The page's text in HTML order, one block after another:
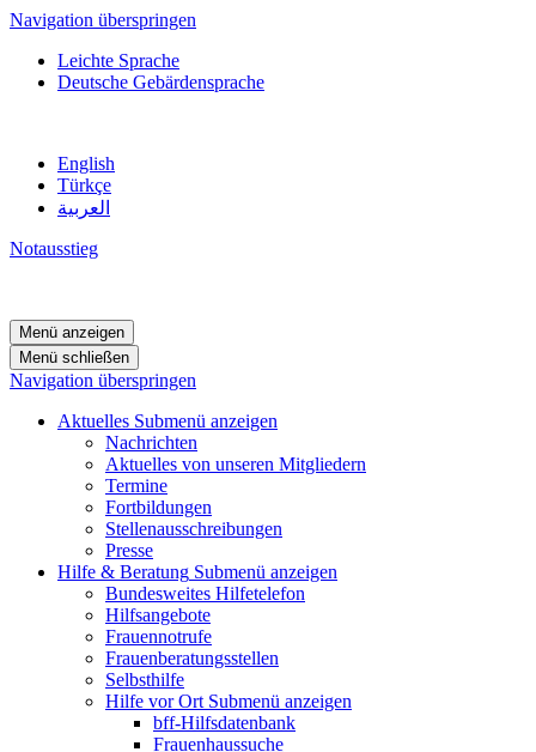
Navigation überspringen
Leichte Sprache
Deutsche Gebärdensprache
English
Türkçe
العربية
Notausstieg
Menü anzeigen
Menü schließen
Navigation überspringen
Aktuelles Submenü anzeigen
Nachrichten
Aktuelles von unseren Mitgliedern
Termine
Fortbildungen
Stellenausschreibungen
Presse
Hilfe & Beratung Submenü anzeigen
Bundesweites Hilfetelefon
Hilfsangebote
Frauennotrufe
Frauenberatungsstellen
Selbsthilfe
Hilfe vor Ort Submenü anzeigen
bff-Hilfsdatenbank
Frauenhaussuche